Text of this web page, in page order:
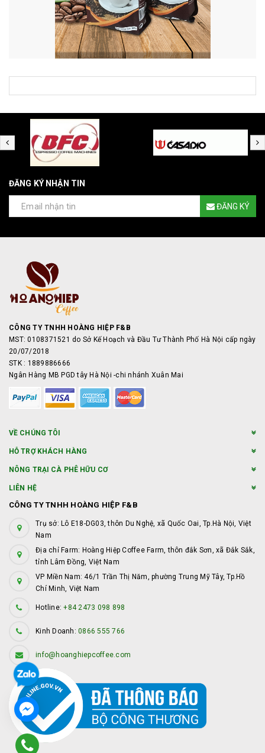
ĐĂNG KÝ NHẬN TIN
ĐĂNG KÝ
CÔNG TY TNHH HOÀNG HIỆP F&B
MST: 0108371521 do Sở Kế Hoạch và Đầu Tư Thành Phố Hà Nội cấp ngày
20/07/2018
STK : 1889886666
Ngân Hàng MB PGD tây Hà Nội -chi nhánh Xuân Mai
VỀ CHÚNG TÔI
HỖ TRỢ KHÁCH HÀNG
NÔNG TRẠI CÀ PHÊ HỮU CƠ
LIÊN HỆ
CÔNG TY TNHH HOÀNG HIỆP F&B
Trụ sở: Lô E18-DG03, thôn Du Nghệ, xã Quốc Oai, Tp.Hà Nội, Việt
Nam
Địa chỉ Farm: Hoàng Hiệp Coffee Farm, thôn đắk Sơn, xã Đắk Sắk,
tỉnh Lâm Đồng, Việt Nam
VP Miền Nam: 46/1 Trần Thị Năm, phường Trung Mỹ Tây, Tp.Hồ
Chí Minh, Việt Nam
Hotline:+84 2473 098 898
Kinh Doanh: 0866 555 766
info@hoanghiepcoffee.com